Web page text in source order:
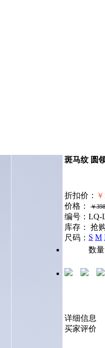
斑马纹 圆
折扣价：
价格： ￥
编号：LQ-
库存：
抢
尺码： S M
数
详细信息
买家评价